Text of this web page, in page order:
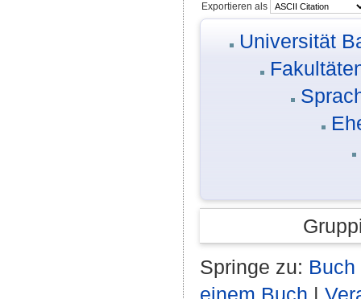
Exportieren als
Universität
Springe zu:
einem Buch |